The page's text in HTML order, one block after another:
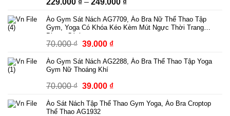
69.000 ₫.
229.000 ₫ – 249.000 ₫
từ
229.000 ₫
Áo Gym Sát Nách AG7709, Áo Bra Nữ Thể Thao Tập
Gym, Yoga Có Khóa Kéo Kèm Mút Ngực Thời Trang
Phong Cách
70.000₫ Giá
là:
70.000 ₫.
39.000 ₫Giá
tại
39.000 ₫.
Áo Gym Sát Nách AG2288, Áo Bra Thể Thao Tập Yoga
Gym Nữ Thoáng Khí
70.000₫ Giá
là:
39.000 ₫Giá
tại
Áo Sát Nách Tập Thể Thao Gym Yoga, Áo Bra Croptop
Thể Thao AG1932